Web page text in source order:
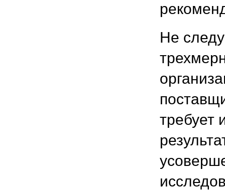
Не
требует